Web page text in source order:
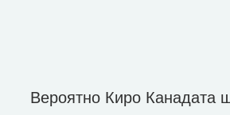
Вероятно Киро